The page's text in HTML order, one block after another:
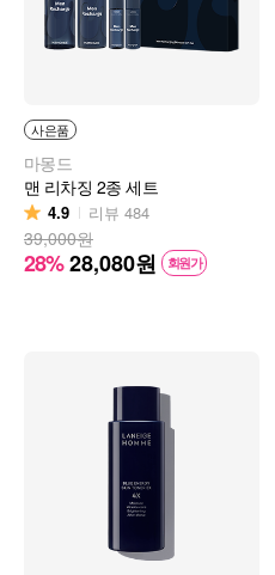
사은품
마몽드
맨 리차징 2종 세트
4.9 리뷰 484
39,000원
28%28,080원 회원가